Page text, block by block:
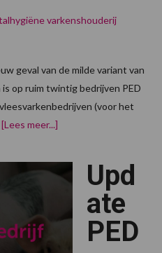
varkenshouderij
geval van de milde variant van
op ruim twintig bedrijven PED
(voor het
[Lees meer...]
aangetoondUpd
ate
PED